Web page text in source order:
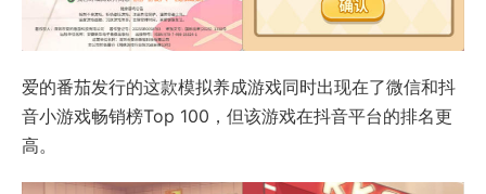
爱的番茄发行的这款模拟养成游戏同时出现在了微信和抖
音小游戏畅销榜Top 100，但该游戏在抖音平台的排名更
高。